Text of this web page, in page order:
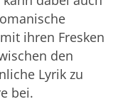
ihren Fresken
den
Lyrik zu
bei.